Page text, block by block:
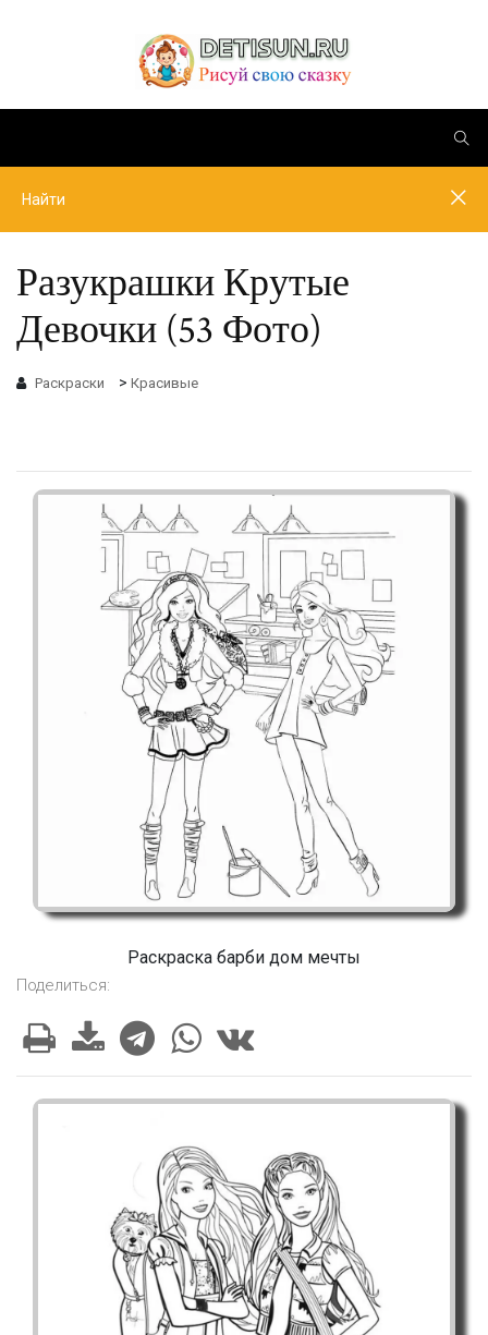
Разукрашки Крутые
Девочки (53 Фото)
Раскраски > Красивые
Раскраска барби дом мечты
Поделиться: